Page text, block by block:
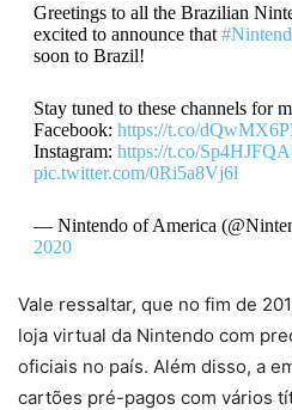
Greetings to all the Brazilian
excited to announce that
soon to Brazil!
Stay tuned to these channels for
Facebook: https://t.co/
Instagram: https://t.co/
pic.twitter.com/0Ri5a8Vj6l
— Nintendo of America
2020
Vale ressaltar, que no fim de
loja virtual da Nintendo com
oficiais no país. Além disso, a
cartões pré-pagos com vários